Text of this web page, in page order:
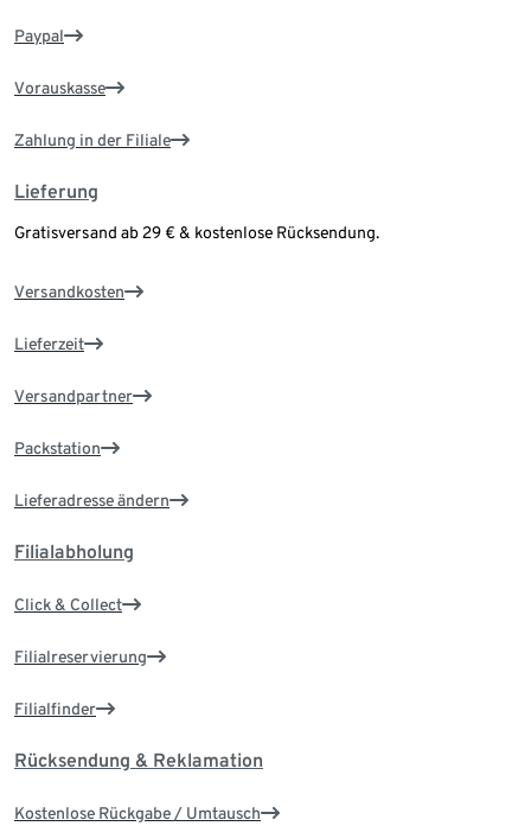
Paypal
Vorauskasse
Zahlung in der Filiale
Lieferung
Gratisversand ab 29 € & kostenlose Rücksendung.
Versandkosten
Lieferzeit
Versandpartner
Packstation
Lieferadresse ändern
Filialabholung
Click & Collect
Filialreservierung
Filialfinder
Rücksendung & Reklamation
Kostenlose Rückgabe / Umtausch